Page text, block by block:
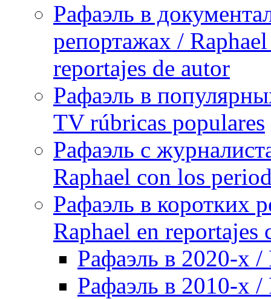
Рафаэль в
репортажах /
reportajes de autor
Рафаэль в
TV rúbricas populares
Рафаэль с
Raphael con los
Рафаэль в коротких
Raphael en reportajes
Рафаэль в 2020-х /
Рафаэль в 2010-х /